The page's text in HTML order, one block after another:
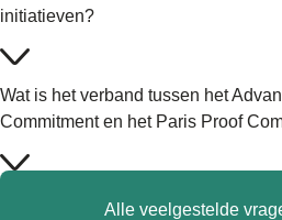
initiatieven?
Wat is het verband tussen het
Commitment en het Paris Proof
Alle veelgestelde